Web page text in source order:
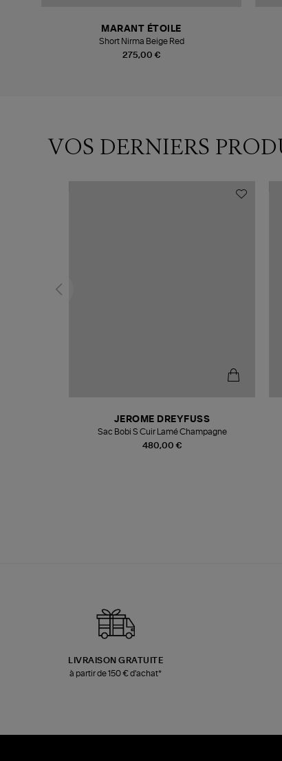
275,00 €
MARANT ÉTOILE
Short Nirma Beige Red
VOS DERNIERS
480,00 €
JEROME DREYFUSS
Sac Bobi S Cuir Lamé Champagne
LIVRAISON GRATUITE
à partir de 150 € d'achat*